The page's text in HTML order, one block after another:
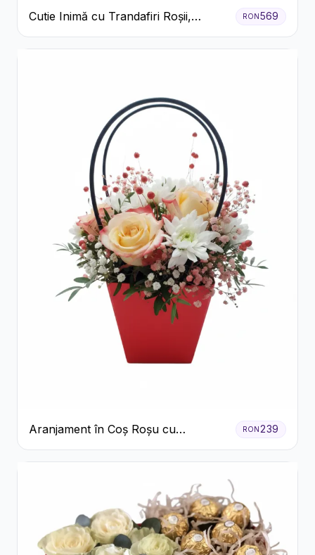
Cutie Inimă cu Trandafiri Roșii,
Crizanteme Albe și Bomboane
Raffaello
RON569
Aranjament în Coș Roșu cu
Trandafiri și Crizanteme Albe
RON239